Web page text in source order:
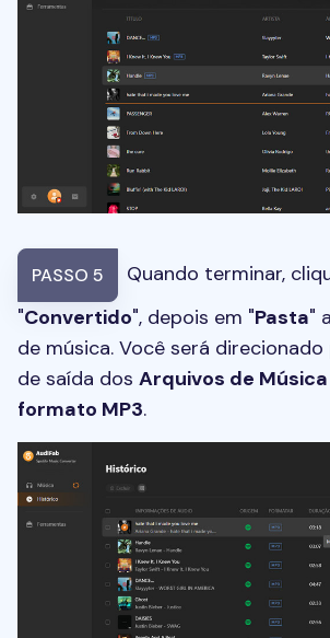
PASSO 5
Quando terminar,
"Convertido", depois em "Pasta"
de música. Você será
de saída dos Arquivos de
formato MP3.